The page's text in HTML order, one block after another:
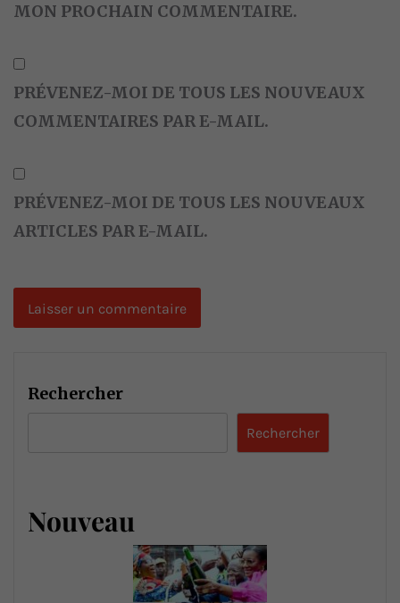
MON PROCHAIN COMMENTAIRE.
PRÉVENEZ-MOI DE TOUS LES NOUVEAUX
COMMENTAIRES PAR E-MAIL.
PRÉVENEZ-MOI DE TOUS LES NOUVEAUX
ARTICLES PAR E-MAIL.
Rechercher
Rechercher
Nouveau